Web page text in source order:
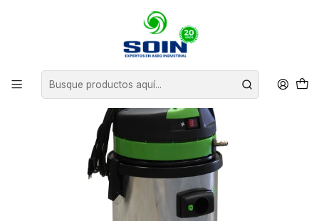
EQUIPOS DE ASEO
LAVA ALFOMBRA Y TAPIZ SOTECO IPC-33